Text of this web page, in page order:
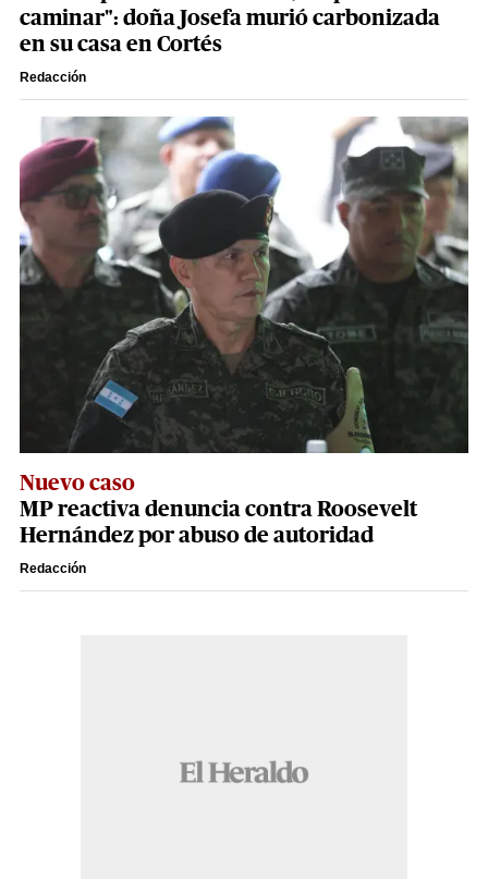
caminar": doña Josefa murió carbonizada
en su casa en Cortés
Redacción
Nuevo caso
MP reactiva denuncia contra Roosevelt
Hernández por abuso de autoridad
Redacción